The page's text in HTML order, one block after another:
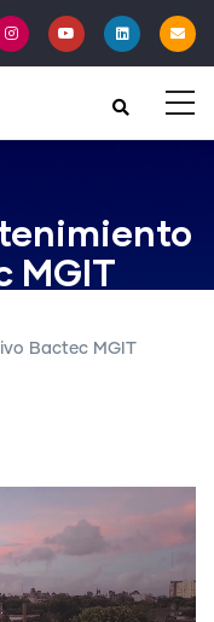
MGIT
Bactec MGIT